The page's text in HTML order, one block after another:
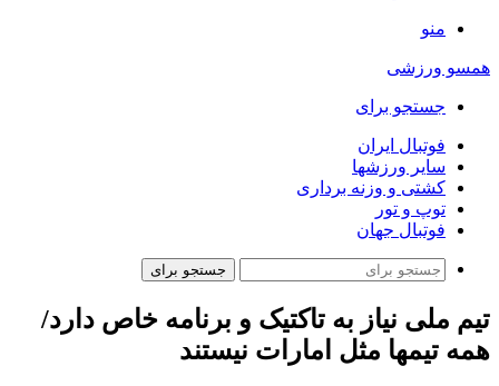
منو
همسو ورزشی
جستجو برای
فوتبال ایران
سایر ورزشها
کشتی و وزنه برداری
توپ و تور
فوتبال جهان
جستجو برای
تیم ملی نیاز به تاکتیک و برنامه خاص دارد/
همه تیمها مثل امارات نیستند